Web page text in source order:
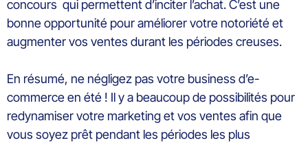
concours qui permettent d’inciter l’achat. C’est une
bonne opportunité pour améliorer votre notoriété et
augmenter vos ventes durant les périodes creuses.
En résumé, ne négligez pas votre business d’e-
commerce en été ! Il y a beaucoup de possibilités pour
redynamiser votre marketing et vos ventes afin que
vous soyez prêt pendant les périodes les plus